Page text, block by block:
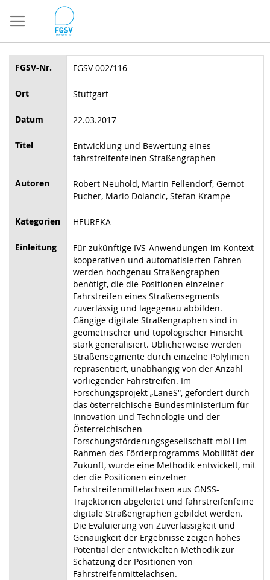
zum
Inhalt
FGSV-Nr. FGSV 002/116
Ort Stuttgart
Datum 22.03.2017
Titel
Entwicklung und Bewertung eines
fahrstreifenfeinen Straßengraphen
Autoren
Robert Neuhold, Martin Fellendorf, Gernot
Pucher, Mario Dolancic, Stefan Krampe
Kategorien HEUREKA
Einleitung
Für zukünftige IVS-Anwendungen im Kontext
kooperativen und automatisierten Fahren
werden hochgenau Straßengraphen
benötigt, die die Positionen einzelner
Fahrstreifen eines Straßensegments
zuverlässig und lagegenau abbilden.
Gängige digitale Straßengraphen sind in
geometrischer und topologischer Hinsicht
stark generalisiert. Üblicherweise werden
Straßensegmente durch einzelne Polylinien
repräsentiert, unabhängig von der Anzahl
vorliegender Fahrstreifen. Im
Forschungsprojekt „LaneS“, gefördert durch
das österreichische Bundesministerium für
Innovation und Technologie und der
Österreichischen
Forschungsförderungsgesellschaft mbH im
Rahmen des Förderprogramms Mobilität der
Zukunft, wurde eine Methodik entwickelt, mit
der die Positionen einzelner
Fahrstreifenmittelachsen aus GNSS-
Trajektorien abgeleitet und fahrstreifenfeine
digitale Straßengraphen gebildet werden.
Die Evaluierung von Zuverlässigkeit und
Genauigkeit der Ergebnisse zeigen hohes
Potential der entwickelten Methodik zur
Schätzung der Positionen von
Fahrstreifenmittelachsen.